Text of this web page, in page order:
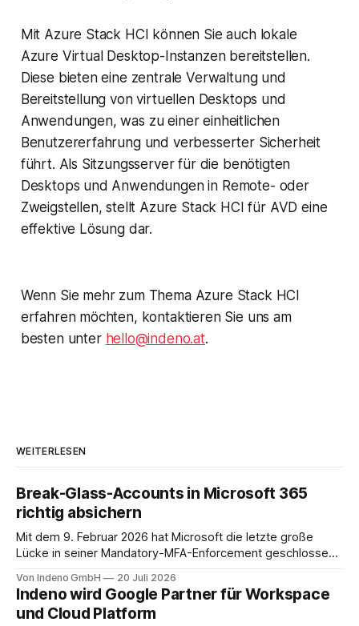
Mit Azure Stack HCI können Sie auch lokale
Azure Virtual Desktop-Instanzen bereitstellen.
Diese bieten eine zentrale Verwaltung und
Bereitstellung von virtuellen Desktops und
Anwendungen, was zu einer einheitlichen
Benutzererfahrung und verbesserter Sicherheit
führt. Als Sitzungsserver für die benötigten
Desktops und Anwendungen in Remote- oder
Zweigstellen, stellt Azure Stack HCI für AVD eine
effektive Lösung dar.
Wenn Sie mehr zum Thema Azure Stack HCI
erfahren möchten, kontaktieren Sie uns am
besten unter hello@indeno.at.
WEITERLESEN
Break-Glass-Accounts in Microsoft 365
richtig absichern
Mit dem 9. Februar 2026 hat Microsoft die letzte große
Lücke in seiner Mandatory-MFA-Enforcement geschlossen.
Microsoft 365 Admin Center anmeldet, einen zweiten
Faktor nachweisen. Für das Entra Admin Center, das Azure-
Portal und das Intune Admin Center gilt das
Von Indeno GmbH 20 Juli 2026
Indeno wird Google Partner für Workspace
und Cloud Platform